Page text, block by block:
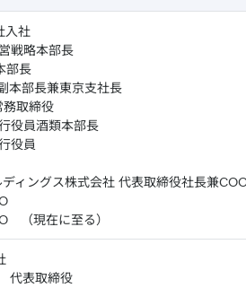
入社
戦略本部長
部長
本部長兼東京支社長
取締役
役員酒類本部長
役員
ィングス株式会社 代表取締役社長兼
（現在に至る）
代表取締役